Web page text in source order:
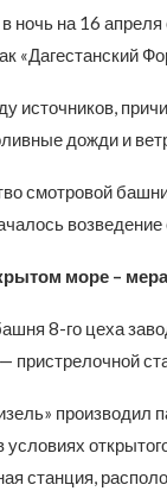
ночь на 16
«Дагестанский
источников,
дожди и
смотровой
море –
8-го цеха
пристрелочной
производил
условиях
станция,